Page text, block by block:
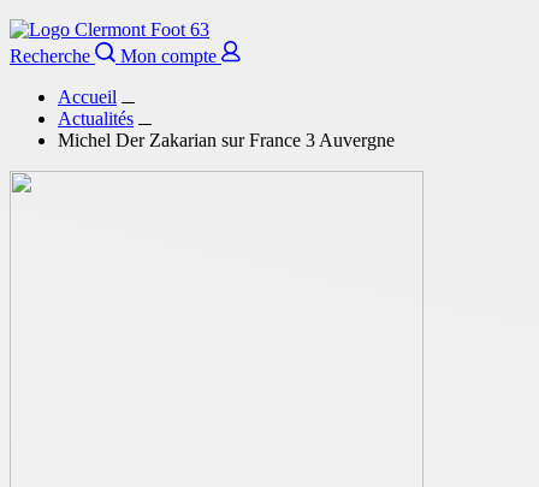
Recherche
Mon compte
Accueil
Actualités
Michel Der Zakarian sur France 3 Auvergne